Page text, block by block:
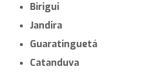
Birigui
Jandira
Guaratinguetá
Catanduva